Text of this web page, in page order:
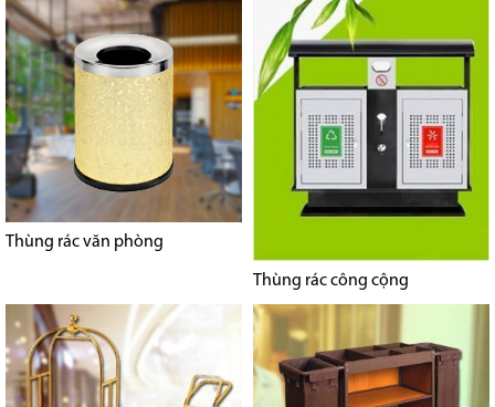
Thùng rác văn phòng
Thùng rác công cộng